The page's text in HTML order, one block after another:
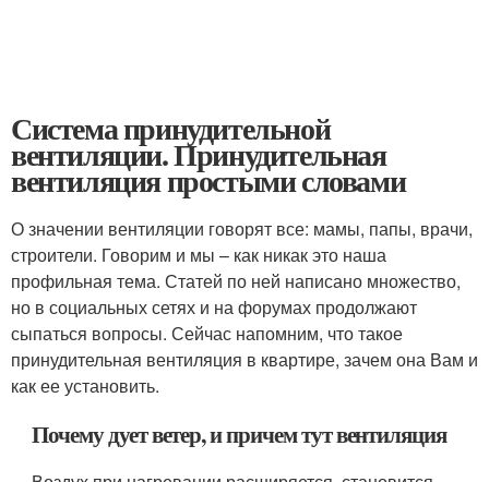
Система принудительной
вентиляции. Принудительная
вентиляция простыми словами
О значении вентиляции говорят все: мамы, папы, врачи,
строители. Говорим и мы – как никак это наша
профильная тема. Статей по ней написано множество,
но в социальных сетях и на форумах продолжают
сыпаться вопросы. Сейчас напомним, что такое
принудительная вентиляция в квартире, зачем она Вам и
как ее установить.
Почему дует ветер, и причем тут вентиляция